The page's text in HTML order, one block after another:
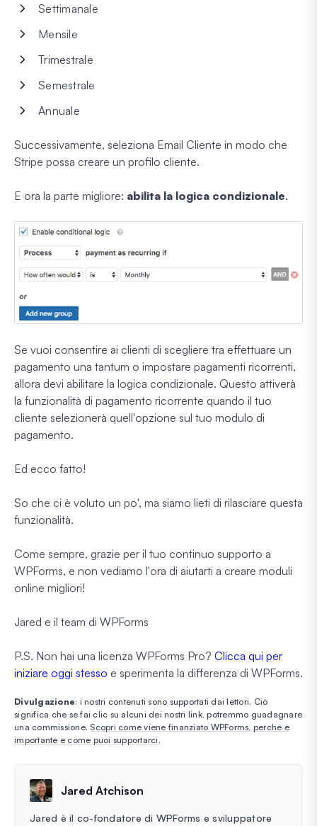
Settimanale
Mensile
Trimestrale
Semestrale
Annuale
Successivamente, seleziona Email Cliente in modo che
Stripe possa creare un profilo cliente.
E ora la parte migliore: abilita la logica condizionale.
Se vuoi consentire ai clienti di scegliere tra effettuare un
pagamento una tantum o impostare pagamenti ricorrenti,
allora devi abilitare la logica condizionale. Questo attiverà
la funzionalità di pagamento ricorrente quando il tuo
cliente selezionerà quell'opzione sul tuo modulo di
pagamento.
Ed ecco fatto!
So che ci è voluto un po', ma siamo lieti di rilasciare questa
funzionalità.
Come sempre, grazie per il tuo continuo supporto a
WPForms, e non vediamo l'ora di aiutarti a creare moduli
online migliori!
Jared e il team di WPForms
P.S. Non hai una licenza WPForms Pro? Clicca qui per
iniziare oggi stesso e sperimenta la differenza di WPForms.
Divulgazione: i nostri contenuti sono supportati dai lettori. Ciò
significa che se fai clic su alcuni dei nostri link, potremmo guadagnare
una commissione.Scopri come viene finanziato WPForms, perché è
importante e come puoi supportarci .
Jared Atchison
Jared è il co-fondatore di WPForms e sviluppatore